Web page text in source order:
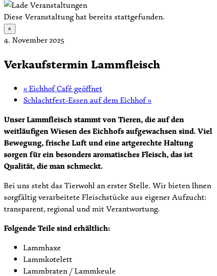
Diese Veranstaltung hat bereits stattgefunden.
×
4. November 2025
Verkaufstermin Lammfleisch
« Eichhof Café geöffnet
Schlachtfest-Essen auf dem Eichhof»
Unser Lammfleisch stammt von Tieren, die auf den
weitläufigen Wiesen des Eichhofs aufgewachsen sind. Viel
Bewegung, frische Luft und eine artgerechte Haltung
sorgen für ein besonders aromatisches Fleisch, das ist
Qualität, die man schmeckt.
Bei uns steht das Tierwohl an erster Stelle. Wir bieten Ihnen
sorgfältig verarbeitete Fleischstücke aus eigener Aufzucht:
transparent, regional und mit Verantwortung.
Folgende Teile sind erhältlich:
Lammhaxe
Lammkotelett
Lammbraten / Lammkeule